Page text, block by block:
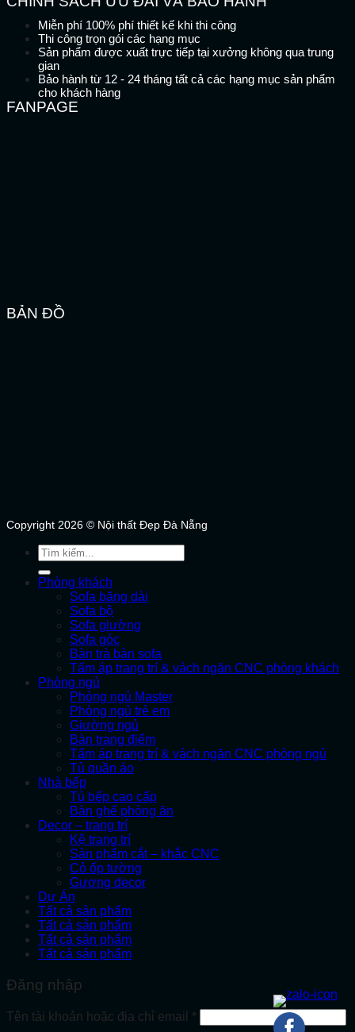
Miễn phí 100% phí thiết kế khi thi công
Thi công trọn gói các hạng mục
Sản phẩm được xuất trực tiếp tại xưởng không qua trung
gian
Bảo hành từ 12 - 24 tháng tất cả các hạng mục sản phẩm
cho khách hàng
FANPAGE
BẢN ĐỒ
Copyright 2026 © Nội thất Đẹp Đà Nẵng
Tìm
kiếm:
Phòng khách
Sofa băng dài
Sofa bộ
Sofa giường
Sofa góc
Bàn trà bàn sofa
Tấm áp trang trí & vách ngăn CNC phòng khách
Phòng ngủ
Phòng ngủ Master
Phòng ngủ trẻ em
Giường ngủ
Bàn trang điểm
Tấm áp trang trí & vách ngăn CNC phòng ngủ
Tủ quần áo
Nhà bếp
Tủ bếp cao cấp
Bàn ghế phòng ăn
Decor – trang trí
Kệ trang trí
Sản phẩm cắt – khắc CNC
Cỏ ốp tường
Gương decor
Dự Án
Tất cả sản phẩm
Tất cả sản phẩm
Tất cả sản phẩm
Tất cả sản phẩm
Đăng nhập
Tên tài khoản hoặc địa chỉ email *Bắt
buộc